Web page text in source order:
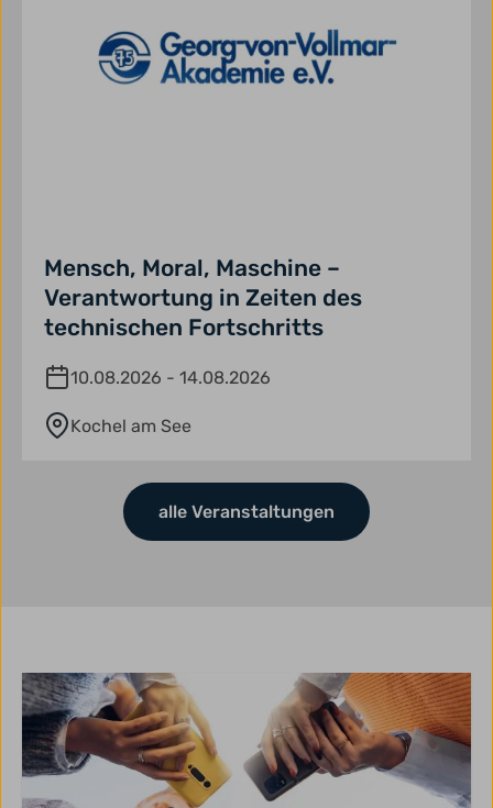
Mensch, Moral, Maschine –
Verantwortung in Zeiten des
technischen Fortschritts
10.08.2026 - 14.08.2026
Kochel am See
alle Veranstaltungen